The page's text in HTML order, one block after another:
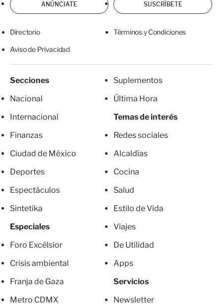
ANÚNCIATE SUSCRÍBETE
Directorio Términos y Condiciones
Aviso de Privacidad
Secciones
Nacional
Internacional
Finanzas
Ciudad de México
Deportes
Espectáculos
Sintetika
Especiales
Foro Excélsior
Crisis ambiental
Franja de Gaza
Metro CDMX
Suplementos
Última Hora
Temas de interés
Redes sociales
Alcaldías
Cocina
Salud
Estilo de Vida
Viajes
De Utilidad
Apps
Servicios
Newsletter